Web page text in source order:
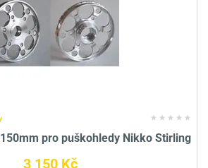
pro puškohledy Nikko Stirling
3 150 Kč